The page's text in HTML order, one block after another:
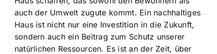
auch der Umwelt zugute kommt. Ein nachhaltiges
Haus ist nicht nur eine Investition in die Zukunft,
sondern auch ein Beitrag zum Schutz unserer
natürlichen Ressourcen. Es ist an der Zeit, über